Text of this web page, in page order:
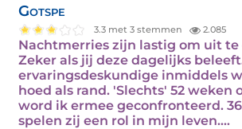
Gotspe
3.3 met 3 stemmen 2.085
Nachtmerries zijn lastig om uit
Zeker als jij deze dagelijks
ervaringsdeskundige inmiddels
hoed als rand. 'Slechts' 52 weken
word ik ermee geconfronteerd.
spelen zij een rol in mijn leven.…